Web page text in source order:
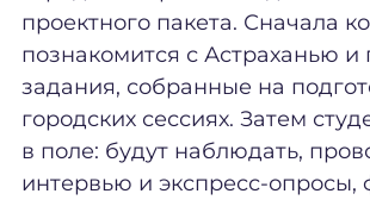
проектного пакета. Сначала
познакомится с Астраханью и
задания, собранные на
городских сессиях. Затем
в поле: будут наблюдать,
интервью и экспресс-опросы,